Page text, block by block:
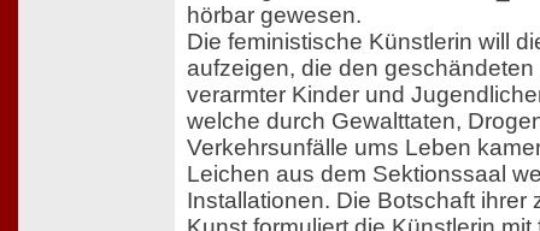
hörbar gewesen.
Die feministische Künstlerin will
aufzeigen, die den geschändeten
verarmter Kinder und
welche durch Gewalttaten,
Verkehrsunfälle ums Leben
Leichen aus dem Sektionssaal
Installationen. Die Botschaft ihrer